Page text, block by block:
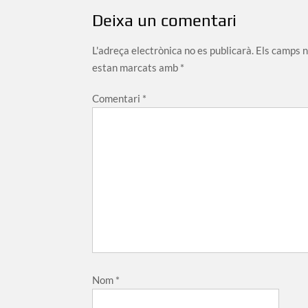
Deixa un comentari
L'adreça electrònica no es publicarà. Els camps
estan marcats amb *
Comentari *
Nom *